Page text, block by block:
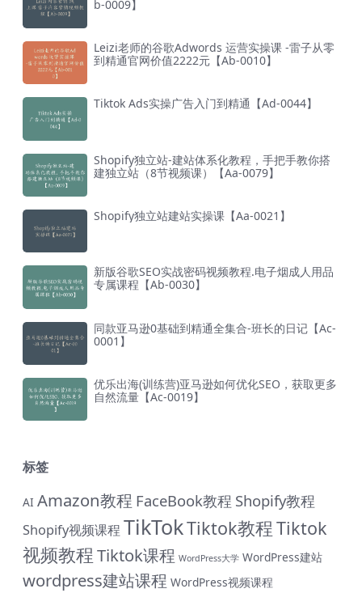
b-0009】
Leizi老师的谷歌Adwords 运营实操课 -雷子从零
到精通官网价值2222元【Ab-0010】
Tiktok Ads实操广告入门到精通【Ad-0044】
Shopify独立站-建站体系化教程，手把手教你搭
建独立站（8节视频课）【Aa-0079】
Shopify独立站建站实操课【Aa-0021】
新版谷歌SEO实战密码视频教程.电子烟成人用品
专属课程【Ab-0030】
同款亚马逊0基础到精通全集合-班长的日记【Ac-
0001】
优乐出海(训练营)亚马逊如何优化SEO，获取更多
自然流量【Ac-0019】
标签
AI Amazon教程 FaceBook教程 Shopify教程
Shopify视频课程TikTokTiktok教程Tiktok
视频教程Tiktok课程 WordPress大学 WordPress建站
wordpress建站课程 WordPress视频课程